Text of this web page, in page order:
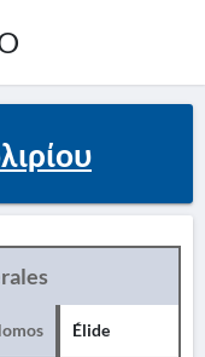
Élide